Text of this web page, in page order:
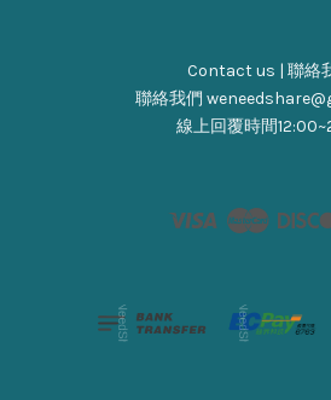
Contact us | 聯絡
聯絡我們
線上回覆時間
Visa Master